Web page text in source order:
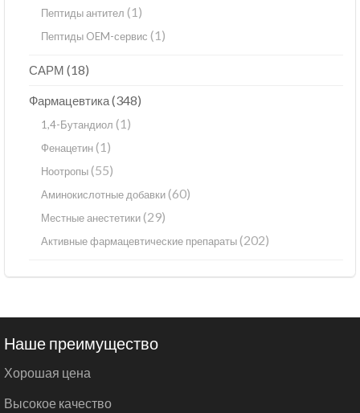
Пептиды антител (1)
Пептиды OEM-сервис (1)
САРМ (18)
Фармацевтика(348)
1,4-Бутандиол (1)
Фенацетин(1)
Ноотропы(55)
Аминокислотные добавки(60)
Местные анестетики(29)
Активные фармацевтические препараты(202)
Наше преимущество
Хорошая цена
Высокое качество